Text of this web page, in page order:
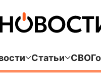
Статьи СВО